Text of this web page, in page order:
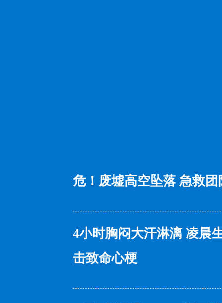
危！废墟高空坠落 急救团
4小时胸闷大汗淋漓 凌晨
击致命心梗